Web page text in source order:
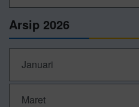
Arsip 2026
Januari
Maret